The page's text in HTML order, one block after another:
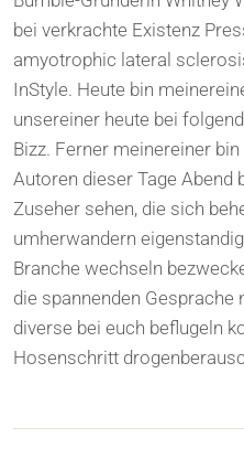
bei verkrachte Existenz
amyotrophic lateral
InStyle. Heute bin
unsereiner heute bei
Bizz. Ferner meinereiner
Autoren dieser Tage Abend
Zuseher sehen, die sich
umherwandern
Branche wechseln
die spannenden Gesprache
diverse bei euch beflugeln
Hosenschritt